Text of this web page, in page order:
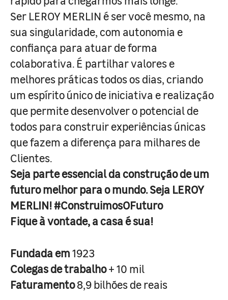
Ser LEROY MERLIN é ser você mesmo, na
sua singularidade, com autonomia e
confiança para atuar de forma
colaborativa. É partilhar valores e
melhores práticas todos os dias, criando
um espírito único de iniciativa e realização
que permite desenvolver o potencial de
todos para construir experiências únicas
que fazem a diferença para milhares de
Clientes.
Seja parte essencial da construção de um
futuro melhor para o mundo. Seja LEROY
MERLIN! #ConstruimosOFuturo
Fique à vontade, a casa é sua!
Fundada em1923
Colegas de trabalho+ 10 mil
Faturamento8,9 bilhões de reais